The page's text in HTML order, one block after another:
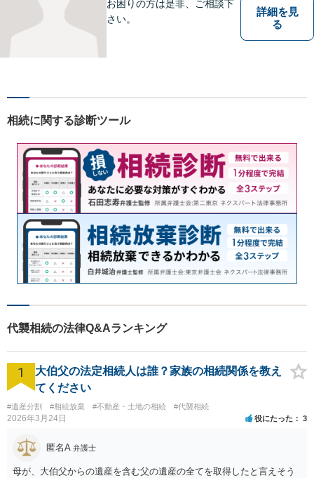
お困りの方は是非、ご相談下
さい。
詳細を見
る
相続に関する診断ツール
代襲相続の法律Q&Aランキング
1
大伯父の法定相続人は誰？家族の相続関係を教え
てください
#遺産分割 #相続放棄 #不動産・土地の相続 #代襲相続
2026年3月24日 役にたった 3
匿名A 弁護士
母が、大伯父からの遺産を含む父の遺産の全てを取得したと言えそう